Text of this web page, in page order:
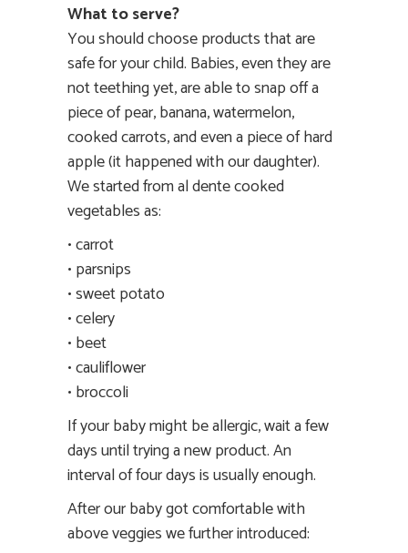
What to serve?
You should choose products that are
safe for your child. Babies, even they are
not teething yet, are able to snap off a
piece of pear, banana, watermelon,
cooked carrots, and even a piece of hard
apple (it happened with our daughter).
We started from al dente cooked
vegetables as:
• carrot
• parsnips
• sweet potato
• celery
• beet
• cauliflower
• broccoli
If your baby might be allergic, wait a few
days until trying a new product. An
interval of four days is usually enough.
After our baby got comfortable with
above veggies we further introduced: